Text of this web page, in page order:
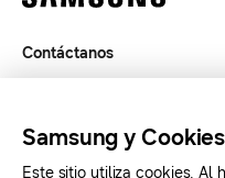
Contáctanos
SAMSUNG.COM
Samsung y Cookies
Este sitio utiliza cookies. Al